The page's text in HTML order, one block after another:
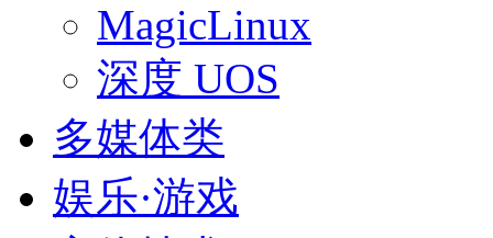
MagicLinux
深度 UOS
多媒体类
娱乐·游戏